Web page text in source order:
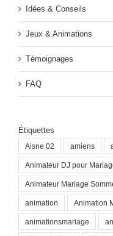
Idées & Conseils
Jeux & Animations
Témoignages
FAQ
Étiquettes
Aisne 02 amiens
Animateur DJ pour
Animateur Mariage
animation Animation
animationsmariage